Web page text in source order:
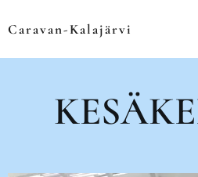
Caravan-Kalajärvi